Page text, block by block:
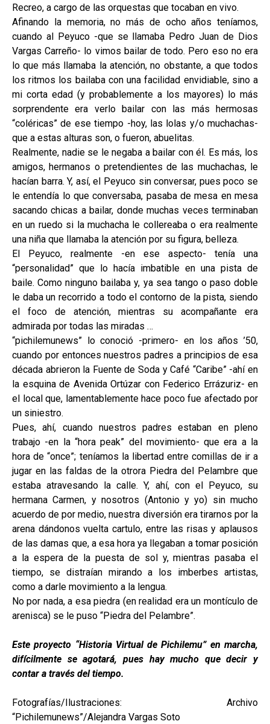
Recreo, a cargo de las orquestas que tocaban en vivo.
Afinando la memoria, no más de ocho años teníamos,
cuando al Peyuco -que se llamaba Pedro Juan de Dios
Vargas Carreño- lo vimos bailar de todo. Pero eso no era
lo que más llamaba la atención, no obstante, a que todos
los ritmos los bailaba con una facilidad envidiable, sino a
mi corta edad (y probablemente a los mayores) lo más
sorprendente era verlo bailar con las más hermosas
“coléricas” de ese tiempo -hoy, las lolas y/o muchachas-
que a estas alturas son, o fueron, abuelitas.
Realmente, nadie se le negaba a bailar con él. Es más, los
amigos, hermanos o pretendientes de las muchachas, le
hacían barra. Y, así, el Peyuco sin conversar, pues poco se
le entendía lo que conversaba, pasaba de mesa en mesa
sacando chicas a bailar, donde muchas veces terminaban
en un ruedo si la muchacha le collereaba o era realmente
una niña que llamaba la atención por su figura, belleza.
El Peyuco, realmente -en ese aspecto- tenía una
“personalidad” que lo hacía imbatible en una pista de
baile. Como ninguno bailaba y, ya sea tango o paso doble
le daba un recorrido a todo el contorno de la pista, siendo
el foco de atención, mientras su acompañante era
admirada por todas las miradas …
“pichilemunews” lo conoció -primero- en los años ’50,
cuando por entonces nuestros padres a principios de esa
década abrieron la Fuente de Soda y Café “Caribe” -ahí en
la esquina de Avenida Ortúzar con Federico Errázuriz- en
el local que, lamentablemente hace poco fue afectado por
un siniestro.
Pues, ahí, cuando nuestros padres estaban en pleno
trabajo -en la “hora peak” del movimiento- que era a la
hora de “once”; teníamos la libertad entre comillas de ir a
jugar en las faldas de la otrora Piedra del Pelambre que
estaba atravesando la calle. Y, ahí, con el Peyuco, su
hermana Carmen, y nosotros (Antonio y yo) sin mucho
acuerdo de por medio, nuestra diversión era tirarnos por la
arena dándonos vuelta cartulo, entre las risas y aplausos
de las damas que, a esa hora ya llegaban a tomar posición
a la espera de la puesta de sol y, mientras pasaba el
tiempo, se distraían mirando a los imberbes artistas,
como a darle movimiento a la lengua.
No por nada, a esa piedra (en realidad era un montículo de
arenisca) se le puso “Piedra del Pelambre”.
Este proyecto “Historia Virtual de Pichilemu” en marcha,
difícilmente se agotará, pues hay mucho que decir y
contar a través del tiempo.
Fotografías/Ilustraciones: Archivo
“Pichilemunews”/Alejandra Vargas Soto